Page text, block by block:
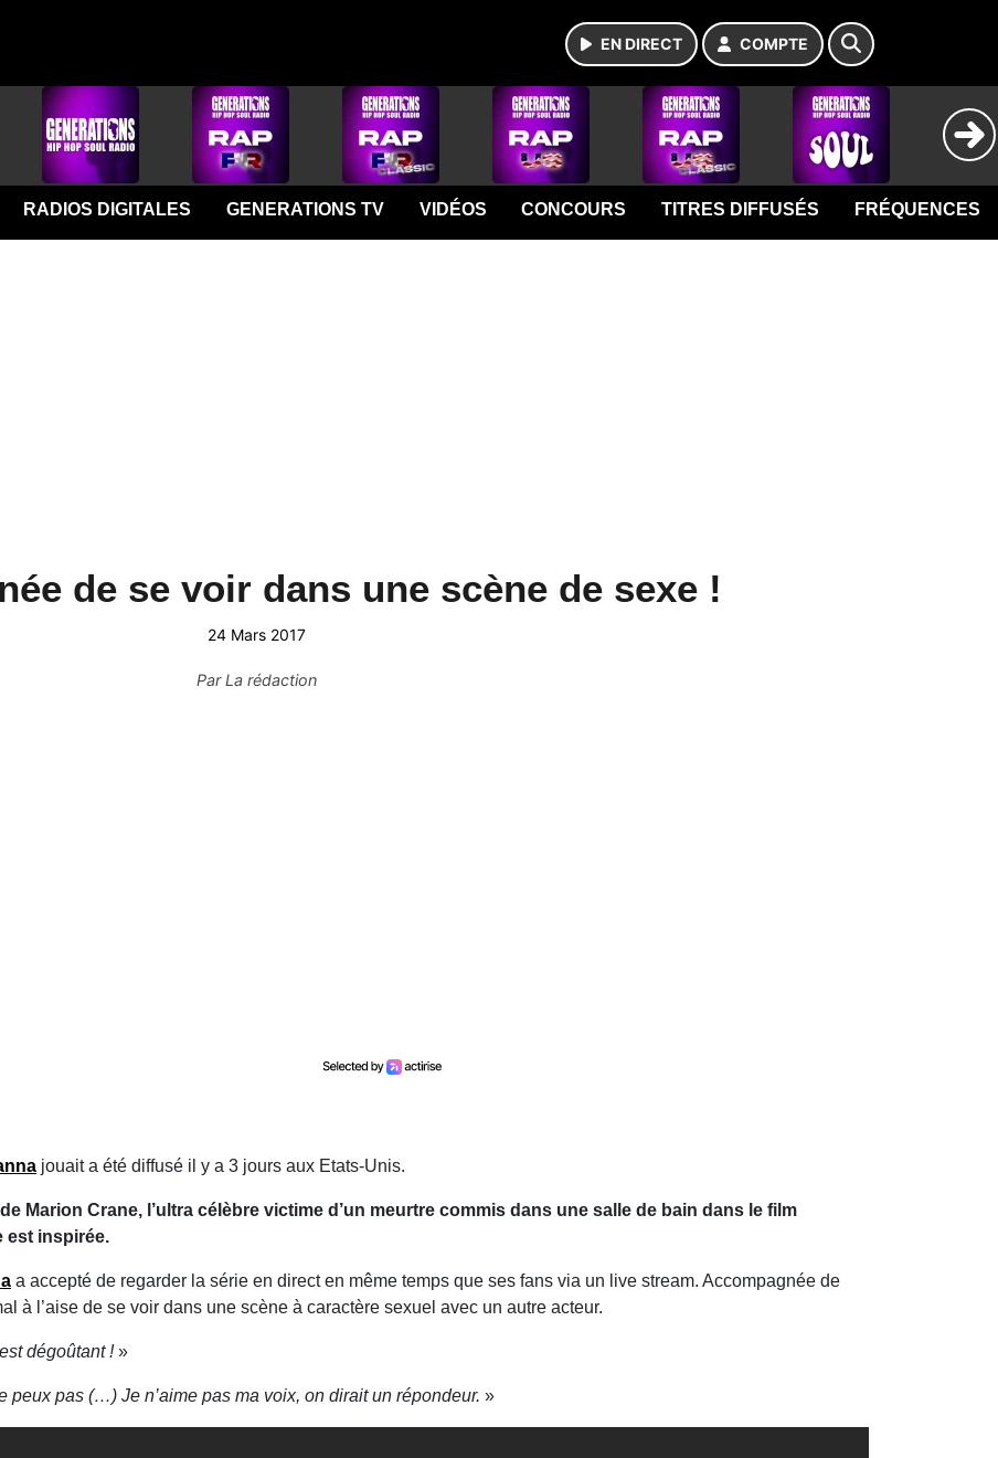
EN DIRECT COMPTE
RADIOS DIGITALES GENERATIONS TV VIDÉOS CONCOURS TITRES DIFFUSÉS FRÉQUENCES
de se voir dans une scène de sexe !
24 Mars 2017
ParLa rédaction
jouait a été diffusé il y a 3 jours aux Etats-Unis.
Marion Crane, l’ultra célèbre victime d’un meurtre commis dans une salle de bain dans le film
est inspirée.
a accepté de regarder la série en direct en même temps que ses fans via un live stream. Accompagnée de
à l’aise de se voir dans une scène à caractère sexuel avec un autre acteur.
dégoûtant !»
pas (…) Je n’aime pas ma voix, on dirait un répondeur. »